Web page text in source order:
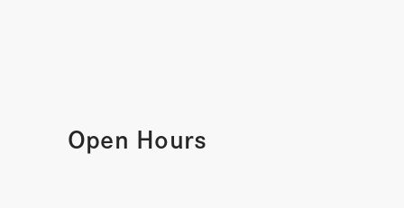
Open Hours